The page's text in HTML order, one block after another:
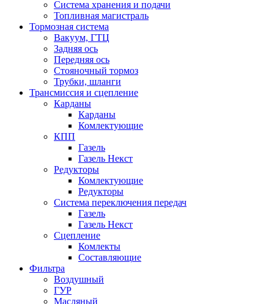
Система хранения и подачи
Топливная магистраль
Тормозная система
Вакуум, ГТЦ
Задняя ось
Передняя ось
Стояночный тормоз
Трубки, шланги
Трансмиссия и сцепление
Карданы
Карданы
Комлектующие
КПП
Газель
Газель Некст
Редукторы
Комлектующие
Редукторы
Система переключения передач
Газель
Газель Некст
Сцепление
Комлекты
Составляющие
Фильтра
Воздушный
ГУР
Масляный